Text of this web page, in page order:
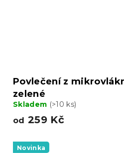
Povlečení z
zelené
Skladem (>10 ks)
od 259 Kč
Novinka